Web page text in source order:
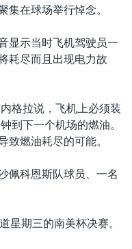
集在球场举行悼念。
显示当时飞机驾驶员一
耗尽而且出现电力故
格拉说，飞机上必须装
到下一个机场的燃油。
致燃油耗尽的可能。
佩科恩斯队球员、一名
星期三的南美杯决赛。